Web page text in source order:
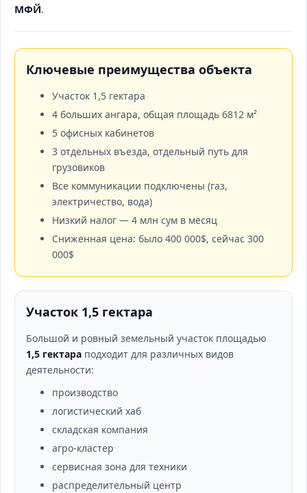
МФЙ.
Ключевые преимущества объекта
Участок 1,5 гектара
4 больших ангара, общая площадь 6812 м²
5 офисных кабинетов
3 отдельных въезда, отдельный путь для
грузовиков
Все коммуникации подключены (газ,
электричество, вода)
Низкий налог — 4 млн сум в месяц
Сниженная цена: было 400 000$, сейчас 300
000$
Участок 1,5 гектара
Большой и ровный земельный участок площадью
1,5 гектара подходит для различных видов
деятельности:
производство
логистический хаб
складская компания
агро-кластер
сервисная зона для техники
распределительный центр